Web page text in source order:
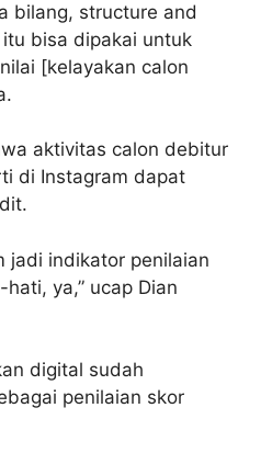
bilang, structure and
bisa dipakai untuk
[kelayakan calon
aktivitas calon debitur
di Instagram dapat
jadi indikator penilaian
ya,” ucap Dian
digital sudah
penilaian skor